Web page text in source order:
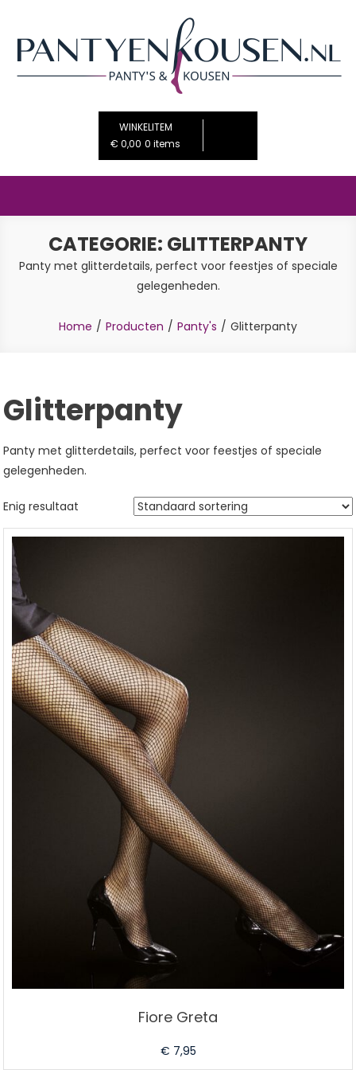
PantyenKousen.nl
WINKELITEM
€ 0,00 0 items
CATEGORIE: GLITTERPANTY
Panty met glitterdetails, perfect voor feestjes of speciale
gelegenheden.
Home Producten Panty's Glitterpanty
Glitterpanty
Panty met glitterdetails, perfect voor feestjes of speciale
gelegenheden.
Enig resultaat
Fiore Greta
€ 7,95